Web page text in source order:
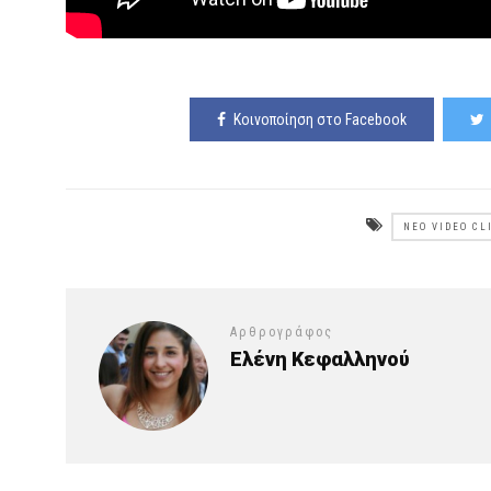
Κοινοποίηση στο Facebook
ΝΈΟ VIDEO
Αρθρογράφος
Ελένη Κεφαλληνού